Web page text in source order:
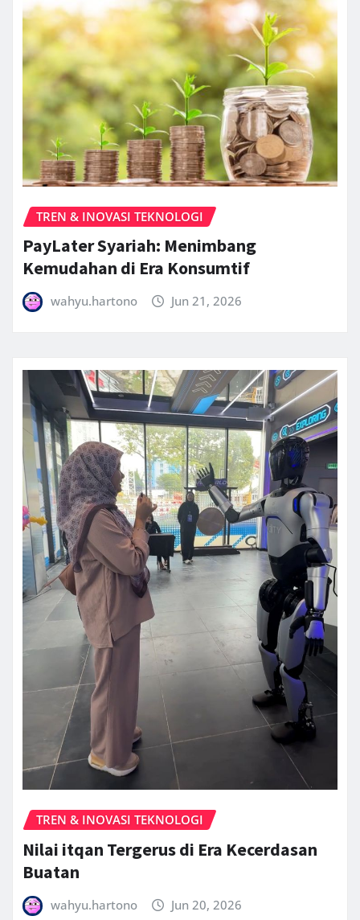
TREN & INOVASI TEKNOLOGI
PayLater Syariah: Menimbang
Kemudahan di Era Konsumtif
wahyu.hartono Jun 21, 2026
TREN & INOVASI TEKNOLOGI
Nilai itqan Tergerus di Era Kecerdasan
Buatan
wahyu.hartono Jun 20, 2026